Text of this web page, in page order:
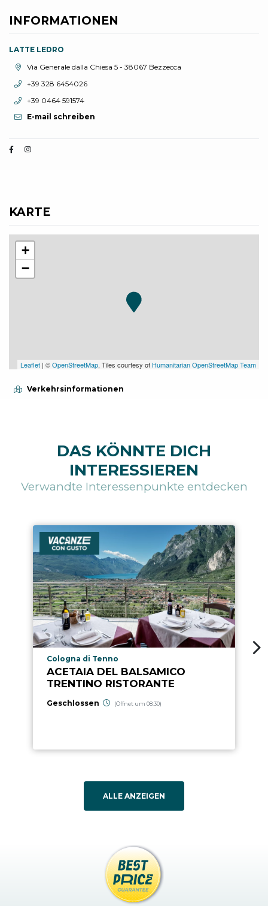
INFORMATIONEN
LATTE LEDRO
aria.location:
Via Generale dalla Chiesa 5 - 38067 Bezzecca
aria.phone:
+39 328 6454026
aria.phone:
+39 0464 591574
E-mail schreiben
KARTE
+
−
Leaflet | ©OpenStreetMap, Tiles courtesy of Humanitarian OpenStreetMap Team
Verkehrsinformationen
DAS KÖNNTE DICH
INTERESSIEREN
Verwandte Interessenpunkte entdecken
aria.poi_location_prefix
Cologna di Tenno
ACETAIA DEL BALSAMICO
TRENTINO RISTORANTE
Geschlossen (Öffnet um 08:30)
ALLE ANZEIGEN